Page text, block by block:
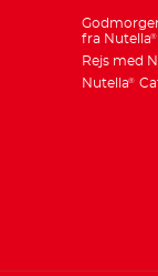
fra Nutella®
Rejs med
Nutella®